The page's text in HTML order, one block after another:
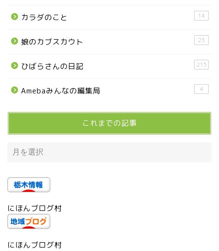
カラダのこと 14
娘のカブスカウト 23
ひばらさんの日記 215
Amebaみんなの編集局 4
これまでの記事
にほんブログ村
にほんブログ村
宇都宮の震災後の様子